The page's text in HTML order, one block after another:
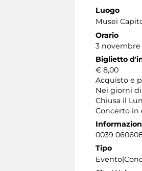
Luogo
Musei
Orario
3 novembre
Biglietto
€ 8,00
Acquisto e
Nei giorni
Chiusa il
Concerto in
0039
Tipo